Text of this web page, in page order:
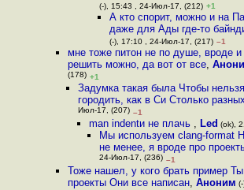
(-), 15:43 , 24-Июл-17, (212) +1
А кто спорит, можно и на
даже для Ады где-то
(-), 17:10 , 24-Июл-17, (217) –1
мне тоже питон не по душе, вроде
решить можно, да вот от все,
(178) +1
Задумка такая была Чтобы
городить, как в Си Столько разных
Июл-17, (207) –1
man indentи не плачь , Led (ok),
Мы используем clang-format
не менее, я вроде про
24-Июл-17, (236) –1
Тоже нашел, у кого брать пример
проекты Они все написан, Аноним